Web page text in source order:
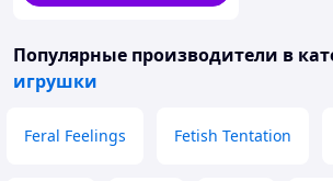
Популярные производители в
игрушки
Feral Feelings Fetish Tentation